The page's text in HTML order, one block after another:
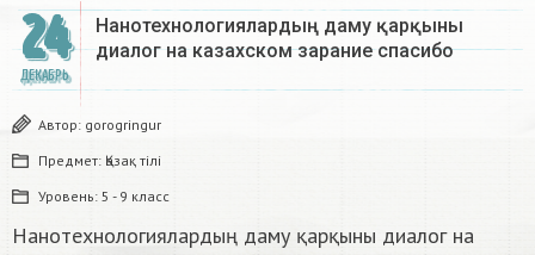
24
ДЕКАБРЬ
Нанотехнологиялардың даму қарқыны
диалог на казахском зарание спасибо
Автор: gorogringur
Предмет: Қазақ тiлi
Уровень: 5 - 9 класс
Нанотехнологиялардың даму қарқыны диалог на